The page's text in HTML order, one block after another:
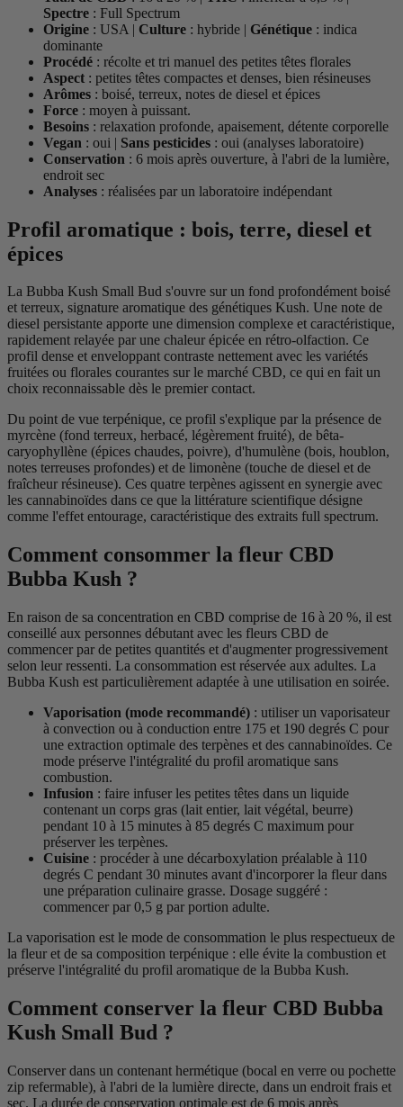
Spectre : Full Spectrum
Origine : USA | Culture : hybride | Génétique : indica
dominante
Procédé : récolte et tri manuel des petites têtes florales
Aspect : petites têtes compactes et denses, bien résineuses
Arômes : boisé, terreux, notes de diesel et épices
Force : moyen à puissant.
Besoins : relaxation profonde, apaisement, détente corporelle
Vegan : oui | Sans pesticides : oui (analyses laboratoire)
Conservation : 6 mois après ouverture, à l'abri de la lumière,
endroit sec
Analyses : réalisées par un laboratoire indépendant
Profil aromatique : bois, terre, diesel et
épices
La Bubba Kush Small Bud s'ouvre sur un fond profondément boisé
et terreux, signature aromatique des génétiques Kush. Une note de
diesel persistante apporte une dimension complexe et caractéristique,
rapidement relayée par une chaleur épicée en rétro-olfaction. Ce
profil dense et enveloppant contraste nettement avec les variétés
fruitées ou florales courantes sur le marché CBD, ce qui en fait un
choix reconnaissable dès le premier contact.
Du point de vue terpénique, ce profil s'explique par la présence de
myrcène (fond terreux, herbacé, légèrement fruité), de bêta-
caryophyllène (épices chaudes, poivre), d'humulène (bois, houblon,
notes terreuses profondes) et de limonène (touche de diesel et de
fraîcheur résineuse). Ces quatre terpènes agissent en synergie avec
les cannabinoïdes dans ce que la littérature scientifique désigne
comme l'effet entourage, caractéristique des extraits full spectrum.
Comment consommer la fleur CBD
Bubba Kush ?
En raison de sa concentration en CBD comprise de 16 à 20 %, il est
conseillé aux personnes débutant avec les fleurs CBD de
commencer par de petites quantités et d'augmenter progressivement
selon leur ressenti. La consommation est réservée aux adultes. La
Bubba Kush est particulièrement adaptée à une utilisation en soirée.
Vaporisation (mode recommandé) : utiliser un vaporisateur
à convection ou à conduction entre 175 et 190 degrés C pour
une extraction optimale des terpènes et des cannabinoïdes. Ce
mode préserve l'intégralité du profil aromatique sans
combustion.
Infusion : faire infuser les petites têtes dans un liquide
contenant un corps gras (lait entier, lait végétal, beurre)
pendant 10 à 15 minutes à 85 degrés C maximum pour
préserver les terpènes.
Cuisine : procéder à une décarboxylation préalable à 110
degrés C pendant 30 minutes avant d'incorporer la fleur dans
une préparation culinaire grasse. Dosage suggéré :
commencer par 0,5 g par portion adulte.
La vaporisation est le mode de consommation le plus respectueux de
la fleur et de sa composition terpénique : elle évite la combustion et
préserve l'intégralité du profil aromatique de la Bubba Kush.
Comment conserver la fleur CBD Bubba
Kush Small Bud ?
Conserver dans un contenant hermétique (bocal en verre ou pochette
zip refermable), à l'abri de la lumière directe, dans un endroit frais et
sec. La durée de conservation optimale est de 6 mois après